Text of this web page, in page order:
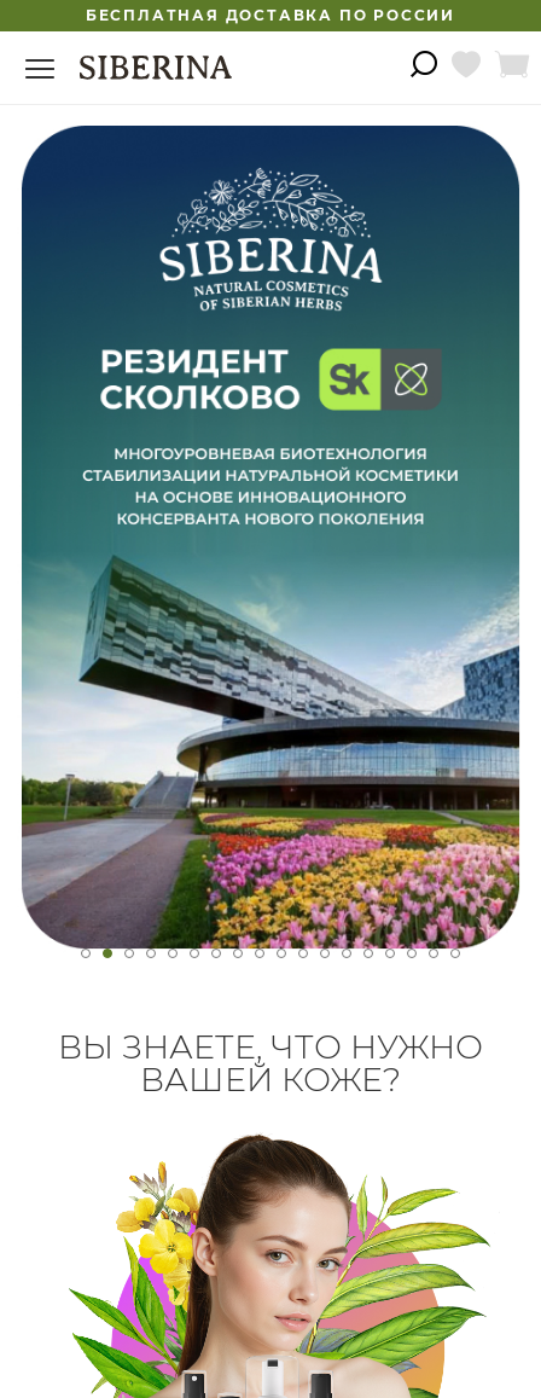
БЕСПЛАТНАЯ ДОСТАВКА ПО РОССИИ
ВЫ ЗНАЕТЕ, ЧТО НУЖНО
ВАШЕЙ КОЖЕ?